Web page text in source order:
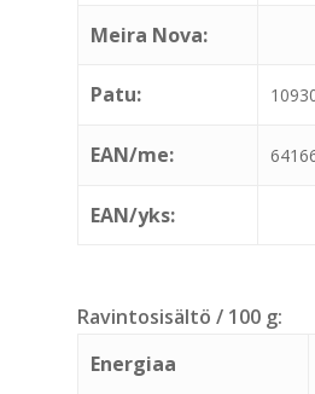
Meira Nova:
Patu:
EAN/me:
EAN/yks:
Ravintosisältö / 100 g:
Energiaa